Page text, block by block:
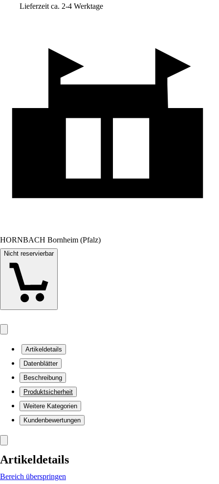
Lieferzeit ca. 2-4 Werktage
HORNBACH Bornheim (Pfalz)
Nicht reservierbar
Artikeldetails
Datenblätter
Beschreibung
Produktsicherheit
Weitere Kategorien
Kundenbewertungen
Artikeldetails
Bereich überspringen